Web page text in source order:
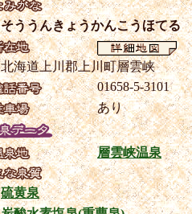
そううんきょうかんこうほてる
北海道上川郡上川町層雲峡
01658-5-3101
あり
層雲峡温泉
硫黄泉